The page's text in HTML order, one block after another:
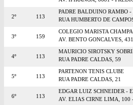
2º 113
PADRE BALDUINO RAMBO -
RUA HUMBERTO DE
3º 159
COLEGIO MARISTA
AV. BENTO GONCALVES,
4º 113
MAURICIO SIROTSKY
RUA PADRE CALDAS, 59
5º 113
PARTENON TENIS CLUBE
RUA PADRE CALDAS, 21
6º 113
EDGAR LUIZ SCHNEIDER -
AV. ELIAS CIRNE LIMA, 100